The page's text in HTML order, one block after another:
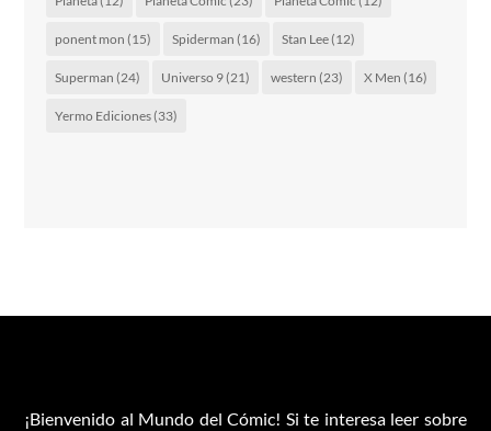
ponent mon (15) Spiderman (16) Stan Lee(12)
Superman (24) Universo 9(21) western (23) X Men (16)
Yermo Ediciones(33)
¡Bienvenido al Mundo del Cómic! Si te interesa leer sobre